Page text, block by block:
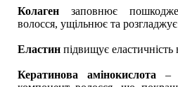
Колаген заповнює
волосся, ущільнює та
Еластин підвищує еластичність
Кератинова амінокислота –